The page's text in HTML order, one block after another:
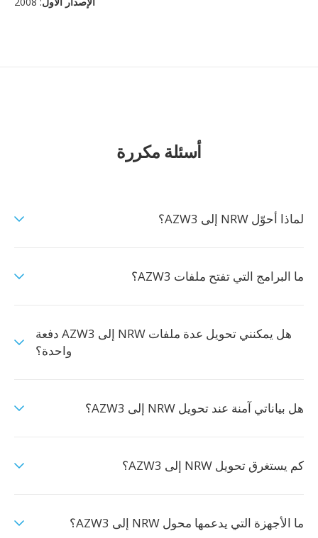
أسئلة مكررة
لماذا أحوّل NRW إلى AZW3؟
ما البرامج التي تفتح ملفات AZW3؟
هل يمكنني تحويل عدة ملفات NRW إلى AZW3 دفعة
واحدة؟
هل بياناتي آمنة عند تحويل NRW إلى AZW3؟
كم يستغرق تحويل NRW إلى AZW3؟
ما الأجهزة التي يدعمها محول NRW إلى AZW3؟